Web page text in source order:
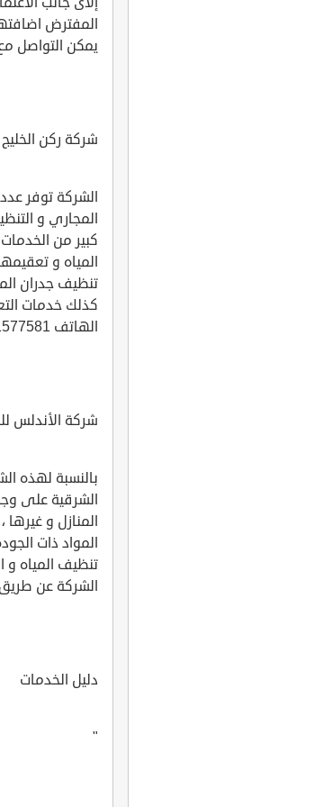
المفترض
يمكن التواصل مع
شركة ركن الخليج
الشركة توفر
المجاري و
كبير من
المياه و
تنظيف جدران
كذلك خدمات
الهاتف 0501577581.
شركة الأندلس
بالنسبة لهذه
الشرقية على
المنازل و
المواد ذات
تنظيف المياه و
الشركة عن طريق رقم
دليل الخدمات
"